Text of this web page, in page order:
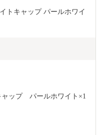
トキャップ パールホワイ
ップ　パールホワイト×1